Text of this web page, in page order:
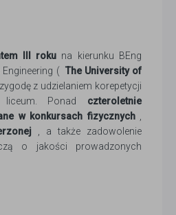
III roku na kierunku BEng
( The University of
z udzielaniem korepetycji
liceum. Ponad czteroletnie
w konkursach fizycznych,
, a także zadowolenie
o jakości prowadzonych